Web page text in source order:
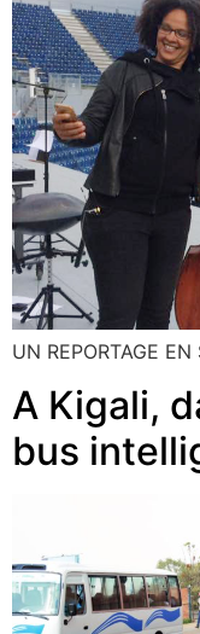
UN REPORTAGE
A Kigali,
bus